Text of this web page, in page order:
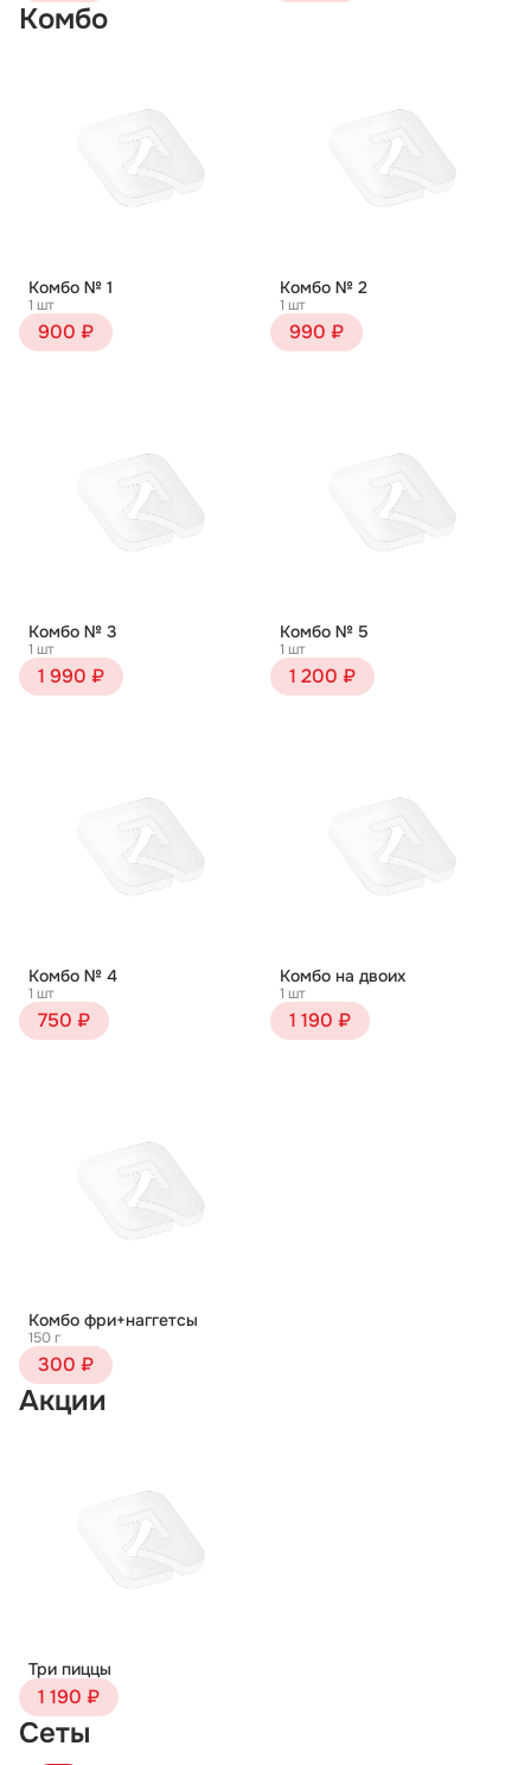
Комбо
Комбо № 1
1 шт
900 ₽
Комбо № 2
1 шт
990 ₽
Комбо № 3
1 шт
1 990 ₽
Комбо № 5
1 шт
1 200 ₽
Комбо № 4
1 шт
750 ₽
Комбо на двоих
1 шт
1 190 ₽
Комбо фри+наггетсы
150 г
300 ₽
Акции
Три пиццы
1 190 ₽
Сеты